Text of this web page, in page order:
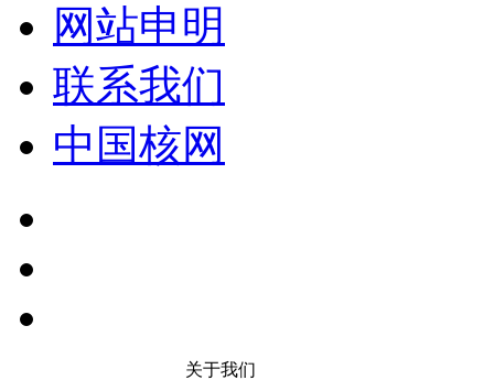
网站申明
联系我们
中国核网
关于我们